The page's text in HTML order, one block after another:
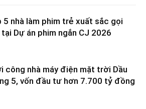
5 nhà làm phim trẻ xuất sắc gọi
Dự án phim ngắn CJ 2026
công nhà máy điện mặt trời Dầu
5, vốn đầu tư hơn 7.700 tỷ đồng